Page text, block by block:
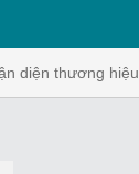
diện thương hiệu